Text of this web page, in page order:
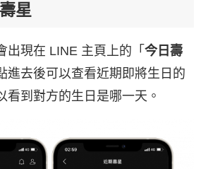
星
出現在 LINE 主頁上的「 今日壽
進去後可以查看近期即將生日的
看到對方的生日是哪一天。